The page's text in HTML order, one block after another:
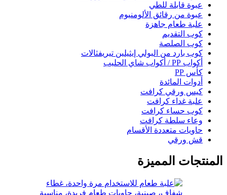
عبوة قابلة للطي
عبوة من رقائق الألومنيوم
علبة طعام جاهزة
كوب التقديم
كوب الصلصة
كوب بارد من البولي إيثيلين تيريفثالات
أكواب PP / أكواب شاي الحليب
كأس PP
أدوات المائدة
كيس ورقي كرافت
علبة غداء كرافت
كوب حساء كرافت
وعاء سلطة كرافت
حاويات متعددة الأقسام
قش ورقي
المنتجات المميزة